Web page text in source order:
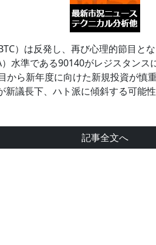
）は反発し、再び心理的節目と
水準である90140がレジスタンス
から新年度に向けた新規投資が慎
新議長下、ハト派に傾斜する可能
記事全文へ